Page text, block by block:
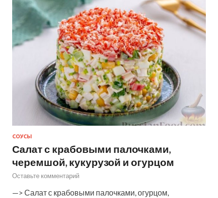
СОУСЫ
Салат с крабовыми палочками,
черемшой, кукурузой и огурцом
Оставьте комментарий
—> Салат с крабовыми палочками, огурцом,